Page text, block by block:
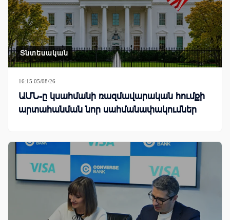
Տնտեսական
16:15 05/08/26
ԱՄՆ-ը կսահմանի ռազմավարական հումքի
արտահանման նոր սահմանափակումներ